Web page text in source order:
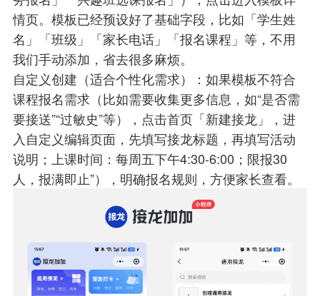
情页。模板已经预设好了基础字段，比如「学生姓
名」「班级」「家长电话」「报名课程」等，不用
我们手动添加，省去很多麻烦。
自定义创建（适合个性化需求）：如果模板不符合
课程报名需求（比如需要收集更多信息，如“是否需
要接送”“过敏史”等），点击首页「新建接龙」，进
入自定义编辑页面，先填写接龙标题，再填写活动
说明；上课时间：每周五下午4:30-6:00；限报30
人，报满即止”），明确报名规则，方便家长查看。